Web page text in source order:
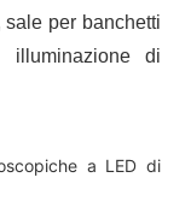
per banchetti
illuminazione di